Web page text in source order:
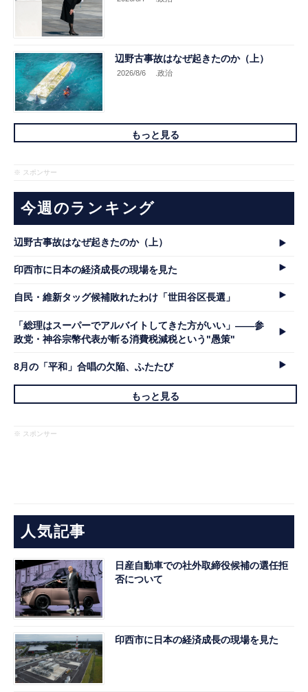
辺野古事故はなぜ起きたのか（上）
2026/8/6 .政治
もっと見る
※ スポンサー
今週のランキング
辺野古事故はなぜ起きたのか（上）
印西市に日本の経済成長の現場を見た
自民・維新タッグ候補敗れたわけ「世田谷区長選」
「総理はスーパーでアルバイトしてきた方がいい」――参
政党・神谷宗幣代表が斬る消費税減税という"愚策"
8月の「平和」合唱の欠陥、ふたたび
もっと見る
※ スポンサー
人気記事
日産自動車での社外取締役候補の選任拒
否について
印西市に日本の経済成長の現場を見た